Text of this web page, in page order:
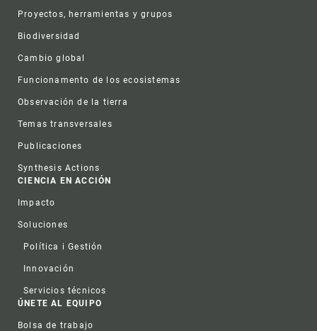
Proyectos, herramientas y grupos
Biodiversidad
Cambio global
Funcionamento de los ecosistemas
Observación de la tierra
Temas transversales
Publicaciones
Synthesis Actions
CIENCIA EN ACCIÓN
Impacto
Soluciones
Política i Gestión
Innovación
Servicios técnicos
ÚNETE AL EQUIPO
Bolsa de trabajo